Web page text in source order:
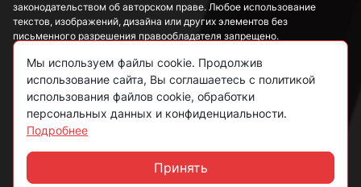
законодательством об авторском праве. Любое использование
текстов, изображений, дизайна или других элементов без
письменного разрешения правообладателя запрещено.
Информация, представленная на сайте, носит исключительно
ознакомительный характер и не может рассматриваться как
публичная оферта в соответствии со ст. 437 ГК РФ.
Политика конфиденциальности
Согласие на обработку данных
Мы используем файлы cookie. Продолжив
использование сайта, Вы соглашаетесь с политикой
использования файлов cookie, обработки
персональных данных и конфиденциальности.
Подробнее
Принять